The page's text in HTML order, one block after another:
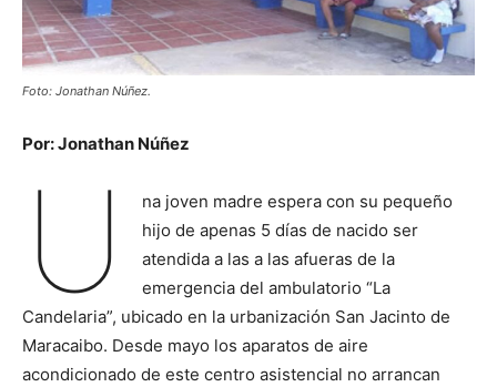
Foto: Jonathan Núñez.
Por: Jonathan Núñez
U
na joven madre espera con su pequeño
hijo de apenas 5 días de nacido ser
atendida a las a las afueras de la
emergencia del ambulatorio “La
Candelaria”, ubicado en la urbanización San Jacinto de
Maracaibo. Desde mayo los aparatos de aire
acondicionado de este centro asistencial no arrancan